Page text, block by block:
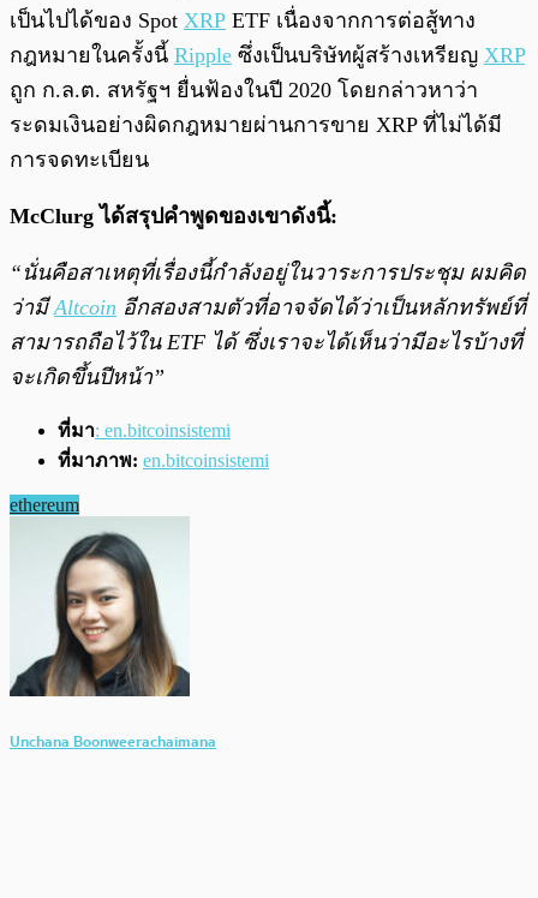
เป็นไปได้ของ Spot XRP ETF เนื่องจากการต่อสู้ทาง
กฎหมายในครั้งนี้ Ripple ซึ่งเป็นบริษัทผู้สร้างเหรียญ XRP
ถูก ก.ล.ต. สหรัฐฯ ยื่นฟ้องในปี 2020 โดยกล่าวหาว่า
ระดมเงินอย่างผิดกฎหมายผ่านการขาย XRP ที่ไม่ได้มี
การจดทะเบียน
McClurg ได้สรุปคำพูดของเขาดังนี้:
“นั่นคือสาเหตุที่เรื่องนี้กำลังอยู่ในวาระการประชุม ผมคิด
ว่ามีAltcoin อีกสองสามตัวที่อาจจัดได้ว่าเป็นหลักทรัพย์ที่
สามารถถือไว้ใน ETF ได้ ซึ่งเราจะได้เห็นว่ามีอะไรบ้างที่
จะเกิดขึ้นปีหน้า”
ที่มา: en.bitcoinsistemi
ที่มาภาพ: en.bitcoinsistemi
ethereum
Unchana Boonweerachaimana